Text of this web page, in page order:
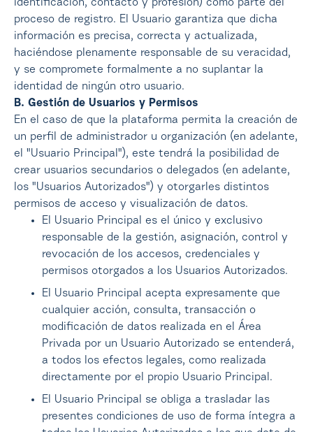
identificación, contacto y profesión) como parte del
proceso de registro. El Usuario garantiza que dicha
información es precisa, correcta y actualizada,
haciéndose plenamente responsable de su veracidad,
y se compromete formalmente a no suplantar la
identidad de ningún otro usuario.
B. Gestión de Usuarios y Permisos
En el caso de que la plataforma permita la creación de
un perfil de administrador u organización (en adelante,
el "Usuario Principal"), este tendrá la posibilidad de
crear usuarios secundarios o delegados (en adelante,
los "Usuarios Autorizados") y otorgarles distintos
permisos de acceso y visualización de datos.
El Usuario Principal es el único y exclusivo
responsable de la gestión, asignación, control y
revocación de los accesos, credenciales y
permisos otorgados a los Usuarios Autorizados.
El Usuario Principal acepta expresamente que
cualquier acción, consulta, transacción o
modificación de datos realizada en el Área
Privada por un Usuario Autorizado se entenderá,
a todos los efectos legales, como realizada
directamente por el propio Usuario Principal.
El Usuario Principal se obliga a trasladar las
presentes condiciones de uso de forma íntegra a